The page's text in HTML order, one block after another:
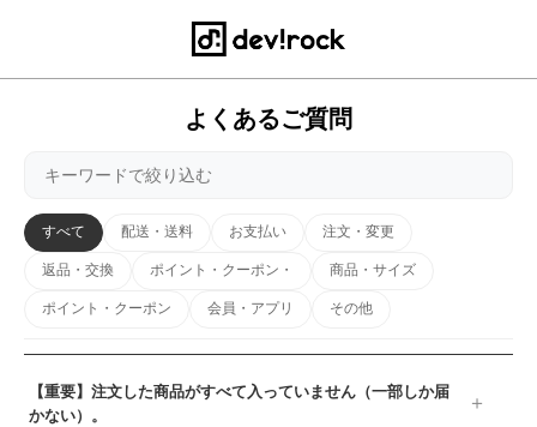
よくあるご質問
すべて 配送・送料 お支払い 注文・変更
返品・交換 ポイント・クーポン・ 商品・サイズ
ポイント・クーポン 会員・アプリ その他
【重要】注文した商品がすべて入っていません（一部しか届
かない）。